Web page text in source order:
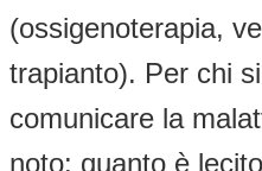
(ossigenoterapia,
trapianto). Per chi
comunicare la
noto: quanto è